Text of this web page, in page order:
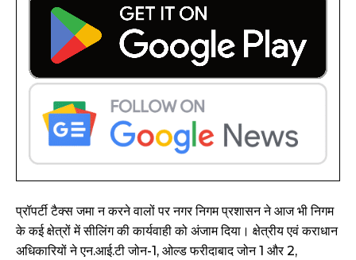
प्रॉपर्टी टैक्स जमा न करने वालों पर नगर निगम प्रशासन ने आज भी निगम
के कई क्षेत्रों में सीलिंग की कार्यवाही को अंजाम दिया। क्षेत्रीय एवं कराधान
अधिकारियों ने एन.आई.टी जोन-1, ओल्ड फरीदाबाद जोन 1 और 2,